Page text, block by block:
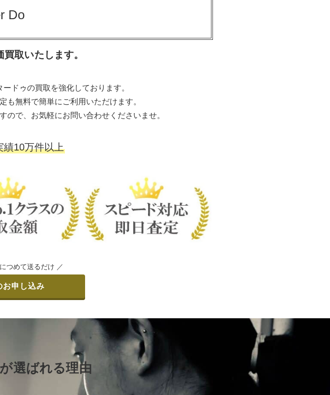
Do
取いたします。
ドゥの買取を強化しております。
も無料で簡単にご利用いただけます。
ので、お気軽にお問い合わせくださいませ。
績10万件以上
つめて送るだけ ／
お申し込み
選ばれる理由